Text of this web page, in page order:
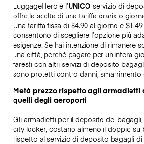
LuggageHero è l’UNICO servizio di
offre la scelta di una tariffa oraria o
Una tariffa fissa di $4.90 al giorno e $1.49
consentono di scegliere l’opzione più
esigenze. Se hai intenzione di rimanere
una città, perché pagare per un’intera
faresti con altri servizi di deposito
sono protetti contro danni, smarrimento
Metà prezzo rispetto agli armadietti
quelli degli aeroporti
Gli armadietti per il deposito dei
city locker, costano almeno il doppio su
rispetto al servizio di deposito bagagli